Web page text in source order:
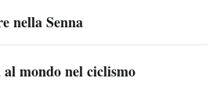
nella Senna
mondo nel ciclismo